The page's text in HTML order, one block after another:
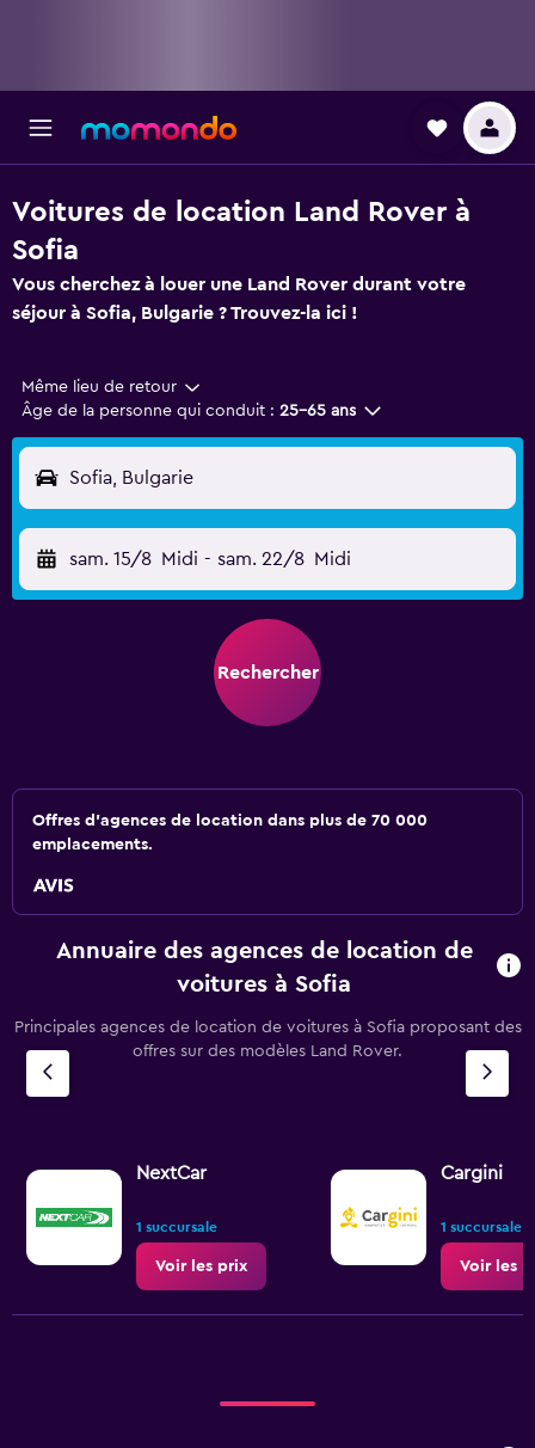
Voitures de location Land Rover à
Sofia
Vous cherchez à louer une Land Rover durant votre
séjour à Sofia, Bulgarie ? Trouvez-la ici !
Même lieu de retour
Âge de la personne qui conduit : 25-65 ans
Sofia, Bulgarie
sam. 15/8 Midi - sam. 22/8 Midi
Rechercher
Offres d’agences de location dans plus de 70 000
emplacements.
Annuaire des agences de location de
voitures à Sofia
Principales agences de location de voitures à Sofia proposant des
offres sur des modèles Land Rover.
NextCar
1 succursale
Voir les prix
Cargini
1 succursale
Voir les